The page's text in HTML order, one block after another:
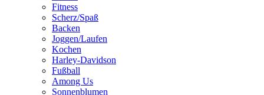
Fitness
Scherz/Spaß
Backen
Joggen/Laufen
Kochen
Harley-Davidson
Fußball
Among Us
Sonnenblumen